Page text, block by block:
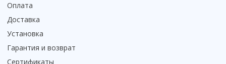
Оплата
Доставка
Установка
Гарантия и возврат
Сертификаты